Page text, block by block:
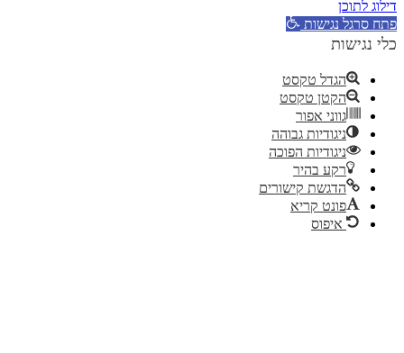
דילוג לתוכן
פתח סרגל נגישות
כלי נגישות
הגדל טקסט
הקטן טקסט
גווני אפור
ניגודיות גבוהה
ניגודיות הפוכה
רקע בהיר
הדגשת קישורים
פונט קריא
איפוס